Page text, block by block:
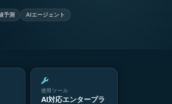
予測 AIエージェント
使用ツール
AI対応エンタープラ